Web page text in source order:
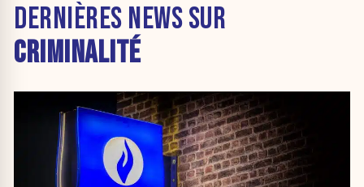
DERNIÈRES NEWS SUR
CRIMINALITÉ